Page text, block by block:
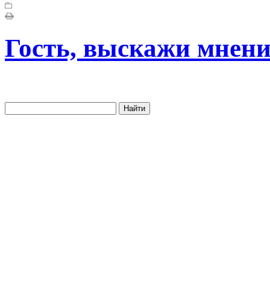
Гость, выскажи